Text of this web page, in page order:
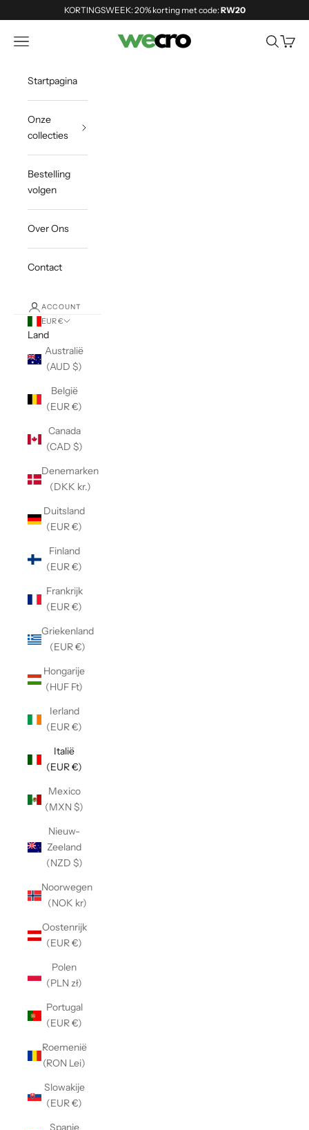
KORTINGSWEEK: 20% korting met code:RW20
Shopwecro
Navigatiemenu openen Zoeken
Startpagina
Onze
collecties
Bestelling
volgen
Over Ons
Contact
ACCOUNT
EUR €
Land
Australië
(AUD $)
België
(EUR €)
Canada
(CAD $)
Denemarken
(DKK kr.)
Duitsland
(EUR €)
Finland
(EUR €)
Frankrijk
(EUR €)
Griekenland
(EUR €)
Hongarije
(HUF Ft)
Ierland
(EUR €)
Italië
(EUR €)
Mexico
(MXN $)
Nieuw-
Zeeland
(NZD $)
Noorwegen
(NOK kr)
Oostenrijk
(EUR €)
Polen
(PLN zł)
Portugal
(EUR €)
Roemenië
(RON Lei)
Slowakije
(EUR €)
Spanje